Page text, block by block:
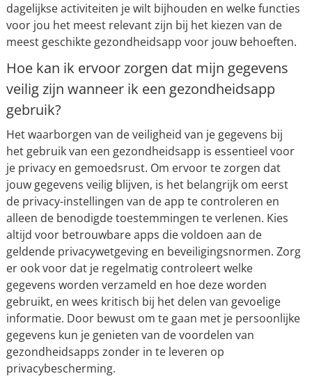
dagelijkse activiteiten je wilt bijhouden en welke functies
voor jou het meest relevant zijn bij het kiezen van de
meest geschikte gezondheidsapp voor jouw behoeften.
Hoe kan ik ervoor zorgen dat mijn gegevens
veilig zijn wanneer ik een gezondheidsapp
gebruik?
Het waarborgen van de veiligheid van je gegevens bij
het gebruik van een gezondheidsapp is essentieel voor
je privacy en gemoedsrust. Om ervoor te zorgen dat
jouw gegevens veilig blijven, is het belangrijk om eerst
de privacy-instellingen van de app te controleren en
alleen de benodigde toestemmingen te verlenen. Kies
altijd voor betrouwbare apps die voldoen aan de
geldende privacywetgeving en beveiligingsnormen. Zorg
er ook voor dat je regelmatig controleert welke
gegevens worden verzameld en hoe deze worden
gebruikt, en wees kritisch bij het delen van gevoelige
informatie. Door bewust om te gaan met je persoonlijke
gegevens kun je genieten van de voordelen van
gezondheidsapps zonder in te leveren op
privacybescherming.